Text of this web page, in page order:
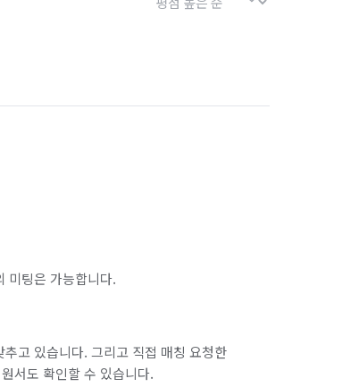
미팅은 가능합니다.
고 있습니다. 그리고 직접 매칭 요청한
서도 확인할 수 있습니다.